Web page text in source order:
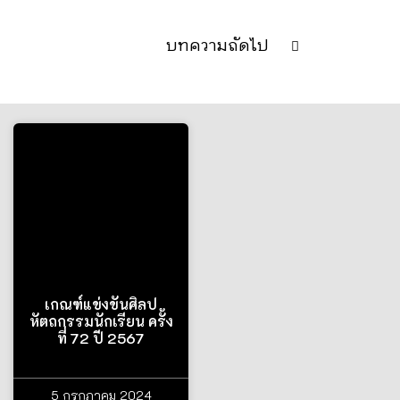
บทความถัดไป
เกณฑ์แข่งขันศิลป
หัตถกรรมนักเรียน ครั้ง
ที่ 72 ปี 2567
5 กรกฎาคม 2024